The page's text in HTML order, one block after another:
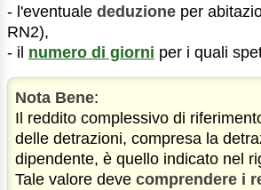
- l'eventuale deduzione per
RN2),
- il numero di giorni per i quali
Nota Bene:
Il reddito complessivo di
delle detrazioni, compresa la
dipendente, è quello indicato nel
Tale valore deve comprendere i